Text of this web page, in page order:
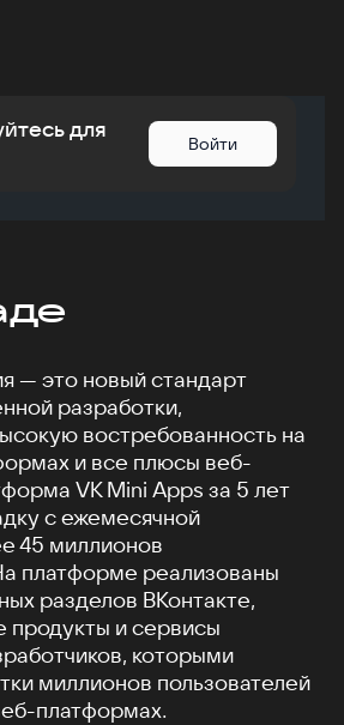
для
Войти
— это новый стандарт
разработки,
востребованность на
и все плюсы веб-
VK Mini Apps за 5 лет
с ежемесячной
45 миллионов
платформе реализованы
разделов ВКонтакте,
продукты и сервисы
которыми
миллионов пользователей
платформах.